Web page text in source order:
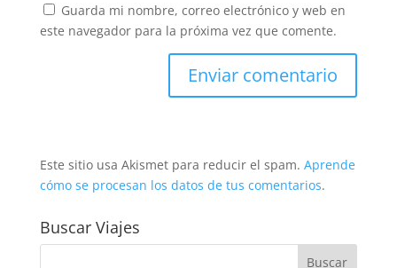
Guarda mi nombre, correo electrónico y web en
este navegador para la próxima vez que comente.
Este sitio usa Akismet para reducir el spam. Aprende
cómo se procesan los datos de tus comentarios.
Buscar Viajes